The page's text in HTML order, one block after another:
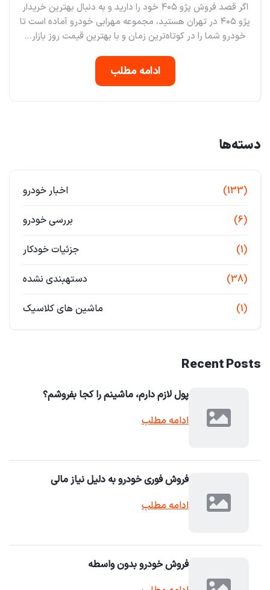
اگر قصد فروش پژو ۴۰۵ خود را دارید و به دنبال بهترین خریدار
پژو ۴۰۵ در تهران هستید، مجموعه مهرابی خودرو آماده است تا
خودرو شما را در کوتاه‌ترین زمان و با بهترین قیمت روز بازار...
ادامه مطلب
دسته‌ها
اخبار خودرو (133)
بررسی خودرو (6)
جزئیات خودکار (1)
دستهبندی نشده (38)
ماشین های کلاسیک (1)
Recent Posts
پول لازم دارم، ماشینم را کجا بفروشم؟
ادامه مطلب
فروش فوری خودرو به دلیل نیاز مالی
ادامه مطلب
فروش خودرو بدون واسطه